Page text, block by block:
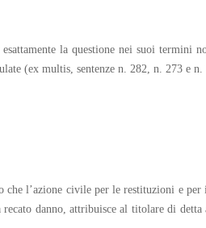
la questione nei suoi termini
(ex multis, sentenze n. 282, n. 273 e n.
l’azione civile per le restituzioni e
danno, attribuisce al titolare di